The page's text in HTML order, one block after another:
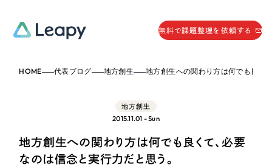
無料で課題整理を依頼 する
無料で課題整理を依頼する
058-215-0066
無料で課題整理を依頼する
資料請求する
Company
HOME 代表ブログ 地方創生 地方創生への関わり方は何でも良くて、必要なのは信念と実行
地方創生
2015.11.01 - Sun
地方創生への関わり方は何でも良くて、必要
なのは信念と実行力だと思う。